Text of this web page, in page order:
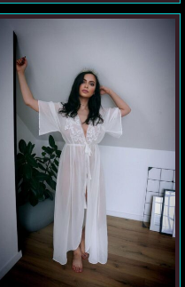
מרגריטה
אוקראינית
בת
תשע
עשרה-
מרכז
הארץ